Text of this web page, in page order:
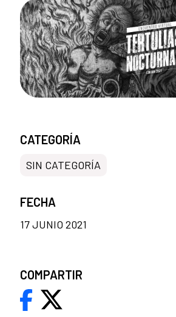
CATEGORÍA
SIN CATEGORÍA
FECHA
17 JUNIO 2021
COMPARTIR